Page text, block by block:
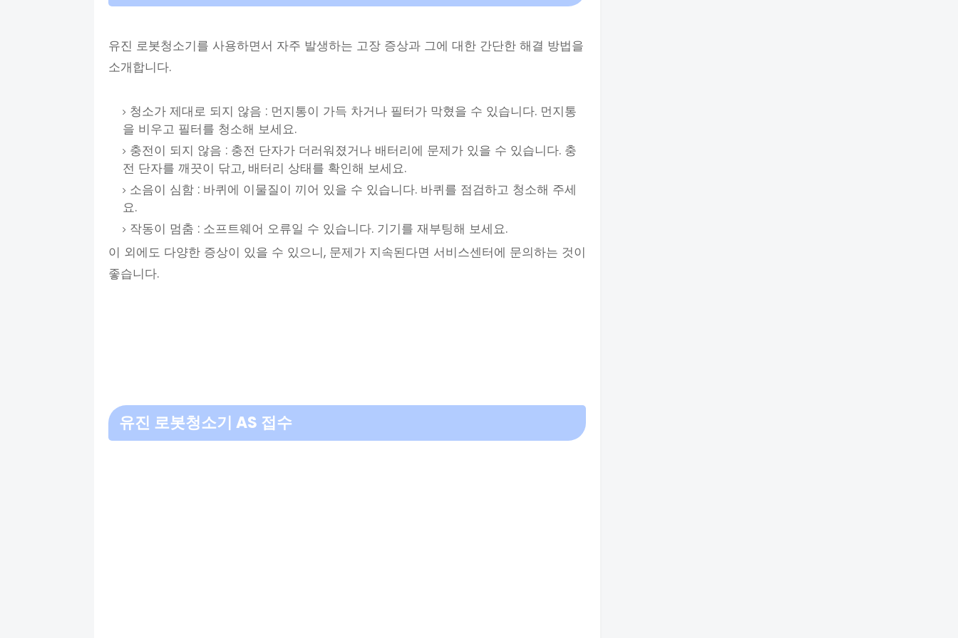
유진 로봇청소기를 사용하면서 자주 발생하는 고장 증상과 그에 대한 간단한 해결 방법을
소개합니다.
청소가 제대로 되지 않음 : 먼지통이 가득 차거나 필터가 막혔을 수 있습니다. 먼지통
을 비우고 필터를 청소해 보세요.
충전이 되지 않음 : 충전 단자가 더러워졌거나 배터리에 문제가 있을 수 있습니다. 충
전 단자를 깨끗이 닦고, 배터리 상태를 확인해 보세요.
소음이 심함 : 바퀴에 이물질이 끼어 있을 수 있습니다. 바퀴를 점검하고 청소해 주세
요.
작동이 멈춤 : 소프트웨어 오류일 수 있습니다. 기기를 재부팅해 보세요.
이 외에도 다양한 증상이 있을 수 있으니, 문제가 지속된다면 서비스센터에 문의하는 것이
좋습니다.
유진 로봇청소기 AS 접수